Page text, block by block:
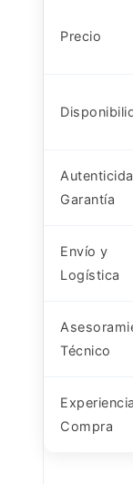
Precio
Garantía
Envío y
Logística
Técnico
Compra